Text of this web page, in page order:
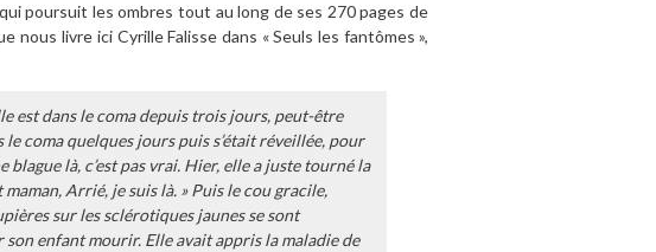
poursuit les ombres tout au long de ses 270 pages de
nous livre ici Cyrille Falisse dans « Seuls les fantômes »,
est dans le coma depuis trois jours, peut-être
coma quelques jours puis s’était réveillée, pour
là, c’est pas vrai. Hier, elle a juste tourné la
Arrié, je suis là. » Puis le cou gracile,
sur les sclérotiques jaunes se sont
enfant mourir. Elle avait appris la maladie de